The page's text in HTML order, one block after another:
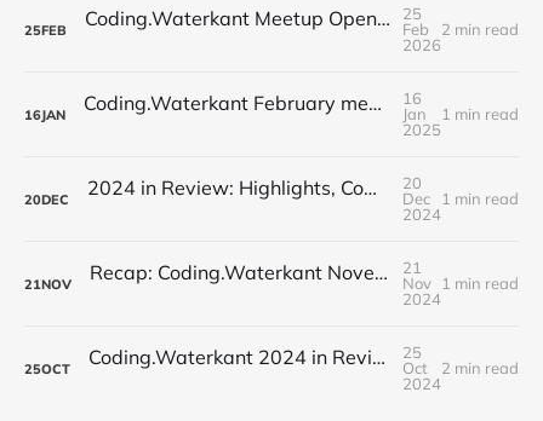
25FEB Coding.Waterkant Meetup OpenClaw // Job @opencampus
25
Feb
2026
2 min read
16JAN Coding.Waterkant February meetup: Identifying Toxic Commits // Auto-Documentation for Repositories
16
Jan
2025
1 min read
20DEC 2024 in Review: Highlights, Community, and a Festive Farewell
20
Dec
2024
1 min read
21NOV Recap: Coding.Waterkant November Meetup – AI Frontiers
21
Nov
2024
1 min read
25OCT Coding.Waterkant 2024 in Review: Schuhmann's AI Innovation Kickoff
25
Oct
2024
2 min read